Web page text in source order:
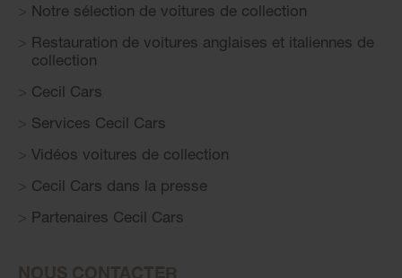
Notre sélection de voitures de collection
Restauration de voitures anglaises et italiennes de
collection
Cecil Cars
Services Cecil Cars
Vidéos voitures de collection
Cecil Cars dans la presse
Partenaires Cecil Cars